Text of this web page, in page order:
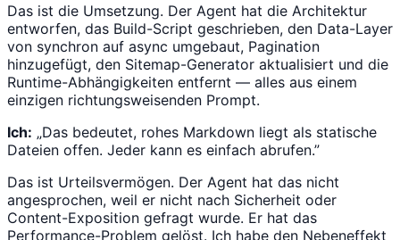
Das ist die Umsetzung. Der Agent hat die Architektur
entworfen, das Build-Script geschrieben, den Data-Layer
von synchron auf async umgebaut, Pagination
hinzugefügt, den Sitemap-Generator aktualisiert und die
Runtime-Abhängigkeiten entfernt — alles aus einem
einzigen richtungsweisenden Prompt.
Ich: „Das bedeutet, rohes Markdown liegt als statische
Dateien offen. Jeder kann es einfach abrufen.”
Das ist Urteilsvermögen. Der Agent hat das nicht
angesprochen, weil er nicht nach Sicherheit oder
Content-Exposition gefragt wurde. Er hat das
Performance-Problem gelöst. Ich habe den Nebeneffekt